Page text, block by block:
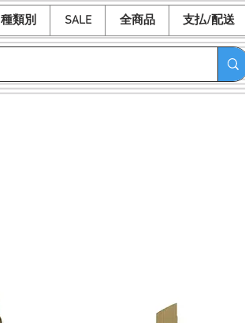
種類別 SALE 全商品 支払/配送